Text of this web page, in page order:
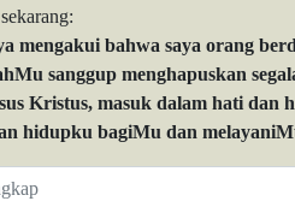
mengakui bahwa saya orang
sanggup menghapuskan
Kristus, masuk dalam hati
hidupku bagiMu dan